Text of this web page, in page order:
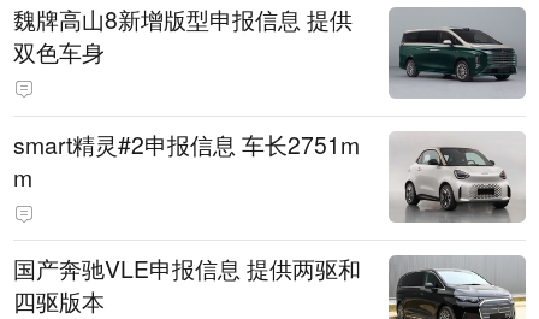
魏牌高山8新增版型申报信息 提供
双色车身
smart精灵#2申报信息 车长2751m
m
国产奔驰VLE申报信息 提供两驱和
四驱版本